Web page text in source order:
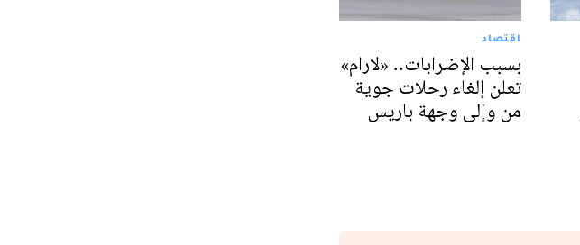
اقتصاد
بسبب الإضرابات.. «لارام»
تعلن إلغاء رحلات جوية
من وإلى وجهة باريس